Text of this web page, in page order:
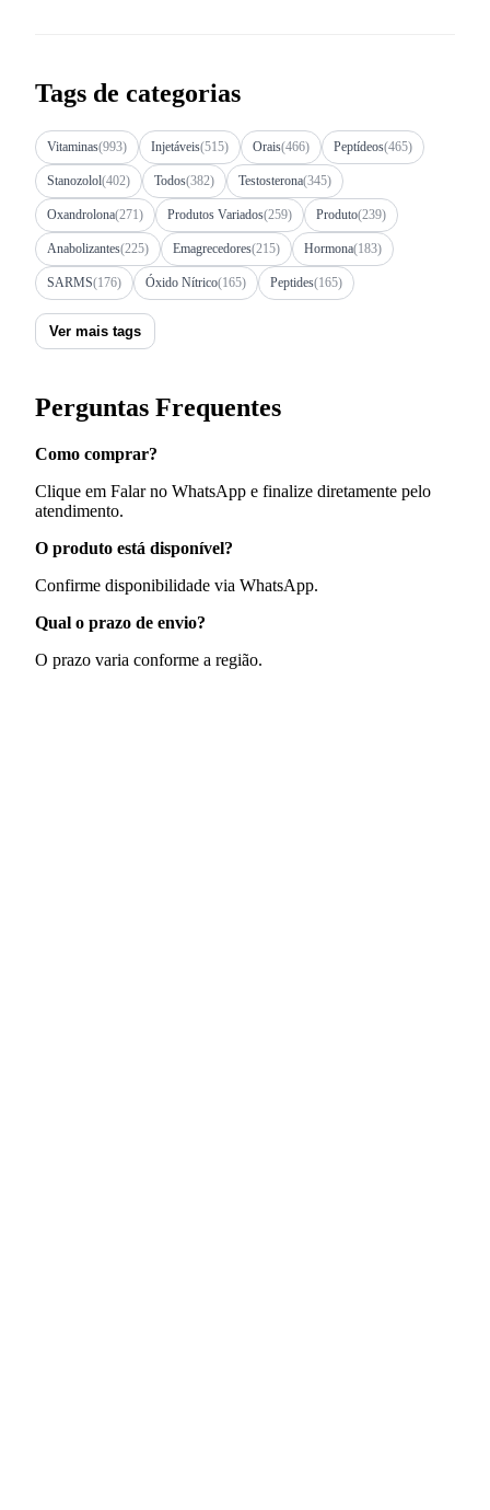
Tags de categorias
Vitaminas(993) Injetáveis(515) Orais(466) Peptídeos(465)
Stanozolol(402) Todos(382) Testosterona(345)
Oxandrolona(271) Produtos Variados(259) Produto(239)
Anabolizantes(225) Emagrecedores(215) Hormona(183)
SARMS(176) Óxido Nítrico(165) Peptides(165)
Ver mais tags
Perguntas Frequentes
Como comprar?
Clique em Falar no WhatsApp e finalize diretamente pelo
atendimento.
O produto está disponível?
Confirme disponibilidade via WhatsApp.
Qual o prazo de envio?
O prazo varia conforme a região.